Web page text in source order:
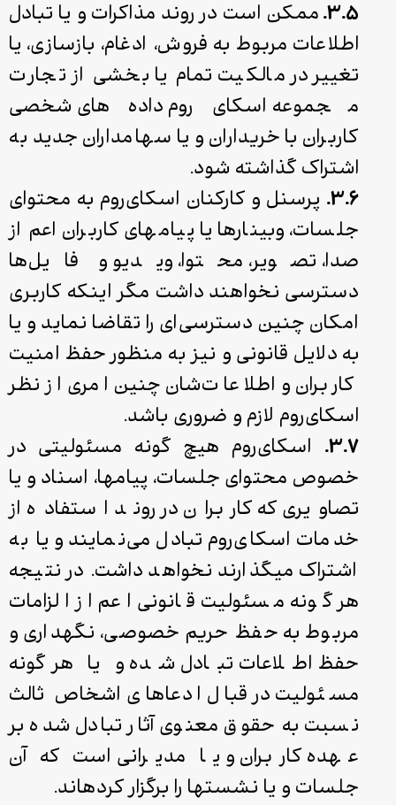
۳.۵. ممکن است در روند مذاکرات و یا تبادل
اطلاعات مربوط به فروش، ادغام، بازسازی، یا
تغییر در مالکیت تمام یا بخشی از تجارت
مجموعه اسکای‌روم داده‌های شخصی
کاربران با خریداران و یا سهامداران جدید به
اشتراک گذاشته شود.
۳.۶. پرسنل و کارکنان اسکای‌روم به محتوای
جلسات، وبینارها یا پیام­های کاربران اعم از
صدا، تصویر، محتوا، ویدیو و فایل‌ها
دسترسی نخواهند داشت مگر اینکه کاربری
امکان چنین دسترسی‌ای را تقاضا نماید و یا
به دلایل قانونی و نیز به منظور حفظ امنیت
کاربران و اطلاعات‌‌شان چنین امری از نظر
اسکای‌روم لازم و ضروری باشد.
۳.۷.
اسکای‌روم هیچ‌ گونه مسئولیتی در
خصوص محتوای جلسات، پیام­ها، اسناد و یا
تصاویری که کاربران در روند استفاده از
خدمات اسکای‌روم تبادل می‌نمایند و یا به
اشتراک می­گذارند نخواهد داشت. در نتیجه
هر گونه مسئولیت قانونی اعم از الزامات
مربوط به حفظ حریم خصوصی، نگهداری و
حفظ اطلاعات تبادل ‌شده و یا هرگونه
مسئولیت در قبال ادعاهای اشخاص ثالث
نسبت به حقوق معنوی آثار تبادل ‌شده بر
عهده کاربران و یا مدیرانی است که آن
جلسات و یا نشست­ها را برگزار کرده­اند.